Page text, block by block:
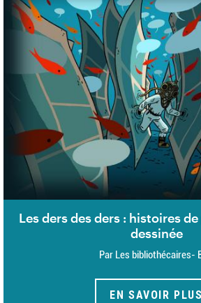
Les ders des ders : histoires
dessinée
Par Les bibliothécaires-
EN SAVOIR PLUS